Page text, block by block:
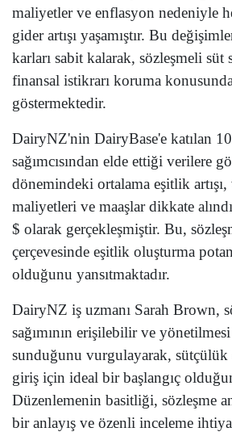
maliyetler ve enflasyon nedeniyle
gider artışı yaşamıştır. Bu
karları sabit kalarak, sözleşmeli süt
finansal istikrarı koruma
göstermektedir.
DairyNZ'nin DairyBase'e katılan
sağımcısından elde ettiği verilere
dönemindeki ortalama eşitlik
maliyetleri ve maaşlar dikkate
$ olarak gerçekleşmiştir. Bu,
çerçevesinde eşitlik oluşturma
olduğunu yansıtmaktadır.
DairyNZ iş uzmanı Sarah Brown,
sağımının erişilebilir ve
sunduğunu vurgulayarak, sütçülük
giriş için ideal bir başlangıç
Düzenlemenin basitliği, sözleşme
bir anlayış ve özenli inceleme